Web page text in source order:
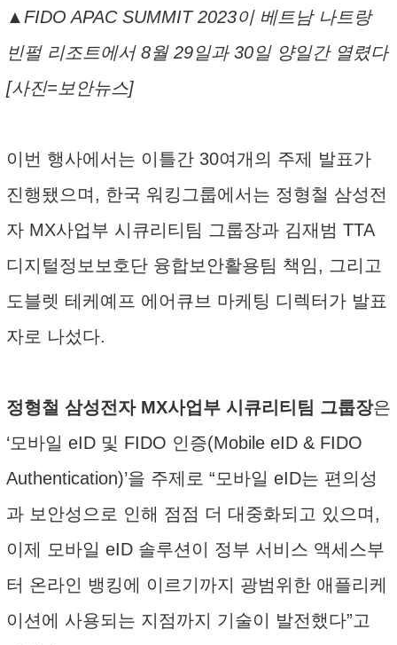
▲FIDO APAC SUMMIT 2023이 베트남 나트랑
빈펄 리조트에서 8월 29일과 30일 양일간 열렸다
[사진=보안뉴스]
이번 행사에서는 이틀간 30여개의 주제 발표가
진행됐으며, 한국 워킹그룹에서는 정형철 삼성전
자 MX사업부 시큐리티팀 그룹장과 김재범 TTA
디지털정보보호단 융합보안활용팀 책임, 그리고
도블렛 테케예프 에어큐브 마케팅 디렉터가 발표
자로 나섰다.
정형철 삼성전자 MX사업부 시큐리티팀 그룹장은
‘모바일 eID 및 FIDO 인증(Mobile eID & FIDO
Authentication)’을 주제로 “모바일 eID는 편의성
과 보안성으로 인해 점점 더 대중화되고 있으며,
이제 모바일 eID 솔루션이 정부 서비스 액세스부
터 온라인 뱅킹에 이르기까지 광범위한 애플리케
이션에 사용되는 지점까지 기술이 발전했다”고